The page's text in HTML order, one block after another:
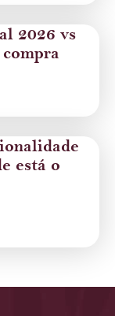
2026 vs
está o